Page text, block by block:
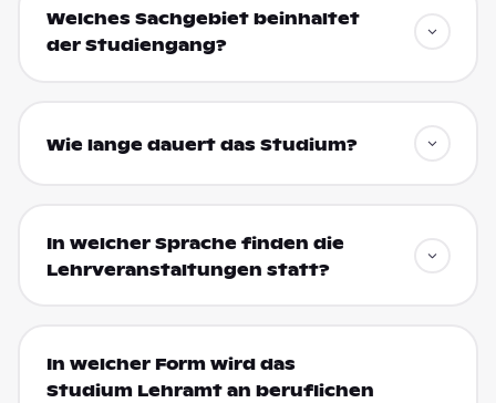
Welches Sachgebiet beinhaltet
der Studiengang?
Wie lange dauert das Studium?
In welcher Sprache finden die
Lehrveranstaltungen statt?
In welcher Form wird das
Studium Lehramt an beruflichen